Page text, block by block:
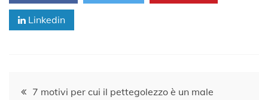
Linkedin
Navigazione
7 motivi per cui il pettegolezzo è un male